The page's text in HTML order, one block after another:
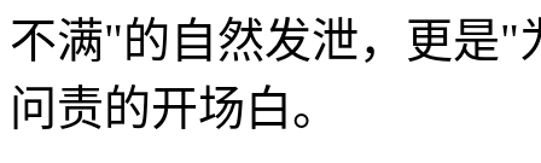
不满"的自然发泄，更是"
问责的开场白。